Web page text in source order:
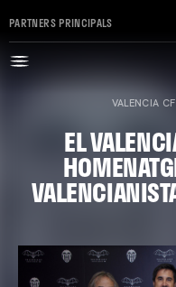
PARTNERS PRINCIPALS
VALENCIA CF
EL